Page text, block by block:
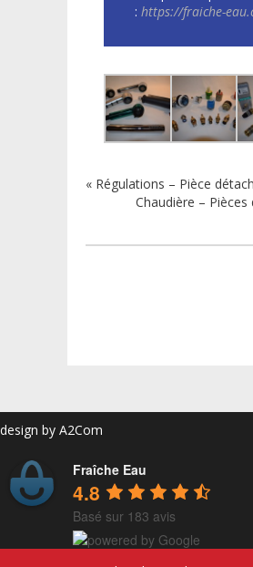
: https://fraiche-
« Régulations – Pièce
Chaudière – Pièces
design by A2Com
Fraîche Eau
4.8
Basé sur 183 avis